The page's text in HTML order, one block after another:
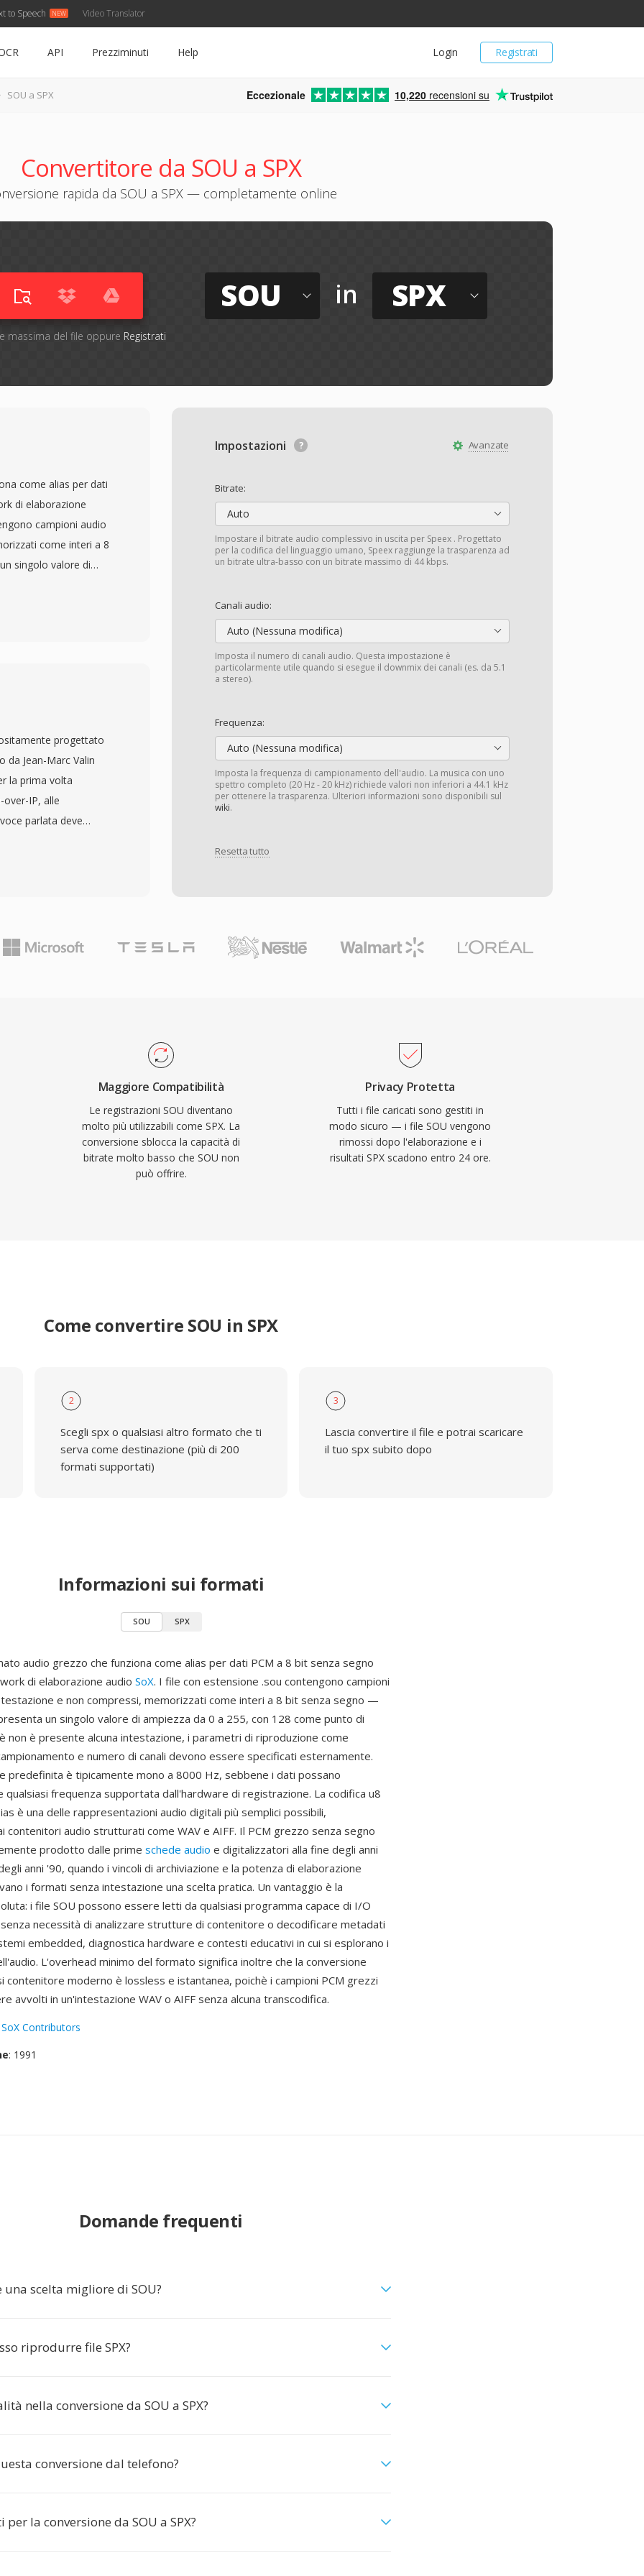
to Speech Video Translator
Registrati
Login
API Prezziminuti Help
SOU a SPX Eccezionale 10,220 recensioni su
Convertitore da SOU a SPX
rapida da SOU a SPX — completamente online
massima del file oppure Registrati
SOU in SPX
Avanzate
Impostazioni
Bitrate:
Auto
Impostare il bitrate audio complessivo in uscita per Speex . Progettato
per la codifica del linguaggio umano, Speex raggiunge la trasparenza ad
un bitrate ultra-basso con un bitrate massimo di 44 kbps.
Canali audio:
Auto (Nessuna modifica)
Imposta il numero di canali audio. Questa impostazione è
particolarmente utile quando si esegue il downmix dei canali (es. da 5.1
a stereo).
Frequenza:
Auto (Nessuna modifica)
Imposta la frequenza di campionamento dell'audio. La musica con uno
spettro completo (20 Hz - 20 kHz) richiede valori non inferiori a 44.1 kHz
per ottenere la trasparenza. Ulteriori informazioni sono disponibili sul
wiki.
Resetta tutto
come alias per dati
di elaborazione
campioni audio
come interi a 8
singolo valore di
silenzio. Poichè non
è una delle
AIFF. Il PCM grezzo
dalle prime schede
e
i vincoli di
rendevano i
Un vantaggio è la
progettato
da Jean-Marc Valin
la prima volta
IP, alle
parlata deve
I file SPX avvolgono
che si adatta in
vantaggio di spicco è
e controllo
i codec concorrenti
i suoi creatori
nelle
dove
è ancora
Maggiore Compatibilità
Le registrazioni SOU diventano
molto più utilizzabili come SPX. La
conversione sblocca la capacità di
bitrate molto basso che SOU non
può offrire.
Privacy Protetta
Tutti i file caricati sono gestiti in
modo sicuro — i file SOU vengono
rimossi dopo l'elaborazione e i
risultati SPX scadono entro 24 ore.
Come convertire SOU in SPX
2
Scegli spx o qualsiasi altro formato che ti
serva come destinazione (più di 200
formati supportati)
3
Lascia convertire il file e potrai scaricare
il tuo spx subito dopo
Informazioni sui formati
SOU SPX
audio grezzo che funziona come alias per dati PCM a 8 bit senza segno
di elaborazione audio SoX. I file con estensione .sou contengono campioni
e non compressi, memorizzati come interi a 8 bit senza segno —
un singolo valore di ampiezza da 0 a 255, con 128 come punto di
non è presente alcuna intestazione, i parametri di riproduzione come
e numero di canali devono essere specificati esternamente.
predefinita è tipicamente mono a 8000 Hz, sebbene i dati possano
frequenza supportata dall'hardware di registrazione. La codifica u8
è una delle rappresentazioni audio digitali più semplici possibili,
contenitori audio strutturati come WAV e AIFF. Il PCM grezzo senza segno
prodotto dalle prime schede audio e digitalizzatori alla fine degli anni
anni '90, quando i vincoli di archiviazione e la potenza di elaborazione
i formati senza intestazione una scelta pratica. Un vantaggio è la
i file SOU possono essere letti da qualsiasi programma capace di I/O
necessità di analizzare strutture di contenitore o decodificare metadati
embedded, diagnostica hardware e contesti educativi in cui si esplorano i
L'overhead minimo del formato significa inoltre che la conversione
contenitore moderno è lossless e istantanea, poichè i campioni PCM grezzi
avvolti in un'intestazione WAV o AIFF senza alcuna transcodifica.
SoX Contributors
: 1991
Domande frequenti
una scelta migliore di SOU?
riprodurre file SPX?
nella conversione da SOU a SPX?
conversione dal telefono?
la conversione da SOU a SPX?